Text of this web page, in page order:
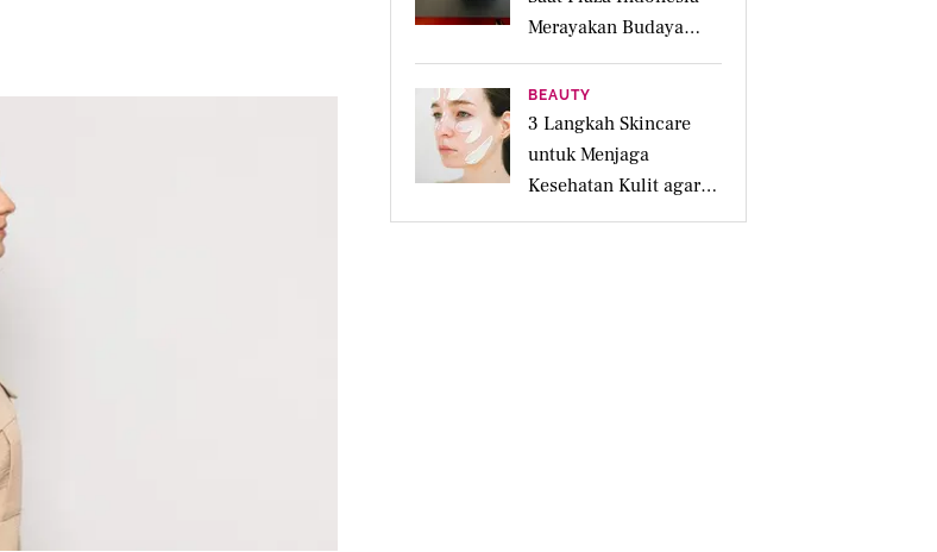
Merayakan Budaya
Lokal Lewat 4
Pengalaman Inspiratif
BEAUTY
3 Langkah Skincare
untuk Menjaga
Kesehatan Kulit agar
Tetap Lembap